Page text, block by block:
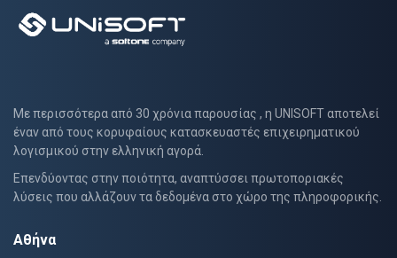
Με περισσότερα από 30 χρόνια παρουσίας , η UNISOFT αποτελεί
έναν από τους κορυφαίους κατασκευαστές επιχειρηματικού
λογισμικού στην ελληνική αγορά.
Επενδύοντας στην ποιότητα, αναπτύσσει πρωτοποριακές
λύσεις που αλλάζουν τα δεδομένα στο χώρο της πληροφορικής.
Αθήνα